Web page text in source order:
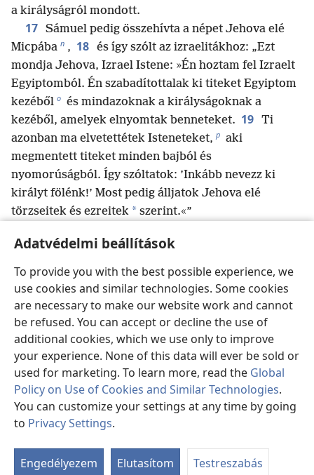
Adatvédelmi beállítások
To provide you with the best possible experience, we
use cookies and similar technologies. Some cookies
are necessary to make our website work and cannot
be refused. You can accept or decline the use of
additional cookies, which we use only to improve
your experience. None of this data will ever be sold or
used for marketing. To learn more, read the Global
Policy on Use of Cookies and Similar Technologies.
You can customize your settings at any time by going
to Privacy Settings.
Engedélyezem Elutasítom Testreszabás
a királyságról mondott.
17 Sámuel pedig összehívta a népet Jehova elé
Micpába n , 18 és így szólt az izraelitákhoz: „Ezt
mondja Jehova, Izrael Istene: »Én hoztam fel Izraelt
Egyiptomból. Én szabadítottalak ki titeket Egyiptom
kezéből o és mindazoknak a királyságoknak a
kezéből, amelyek elnyomtak benneteket. 19 Ti
azonban ma elvetettétek Isteneteket, p aki
megmentett titeket minden bajból és
nyomorúságból. Így szóltatok: ’Inkább nevezz ki
királyt fölénk!’ Most pedig álljatok Jehova elé
törzseitek és ezreitek * szerint.«”
törzsét, q és Benjámin törzsére esett a választás
21
Azután magához hívta Benjámin törzsét a
családjai szerint, és a matriták családjára esett a
választás. Végül Kís fiára, Saulra esett a választás.
De amikor keresni kezdték, sehol sem találták.
Így hát megkérdezték Jehovát: t „Itt van már ez az
ember?” Jehova így válaszolt: „Igen, elrejtőzött az úti
holmi között.” 23 Odafutottak hát, és elhozták
onnan. Amikor megállt a nép között, egy fejjel
magasabb volt, mint a nép többi tagja. u 24 Sámuel
így szólt az egész néphez: „Látjátok, kit választott
Jehova?
Nincs hozzá hasonló az egész nép között!”
Erre az egész nép kiáltozni kezdett: „Éljen sokáig a